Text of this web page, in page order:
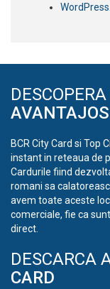
DESCOPERA
AVANTAJOS
BCR City Card si Top
instant in reteaua de
Cardurile fiind
romani sa
avem toate aceste
comerciale, fie ca
direct.
DESCARCA
CARD